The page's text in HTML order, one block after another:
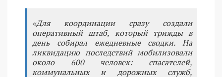
«Для координации сразу создали
оперативный штаб, который трижды в
день собирал ежедневные сводки. На
ликвидацию последствий мобилизовали
около 600 человек: спасателей,
коммунальных и дорожных служб,